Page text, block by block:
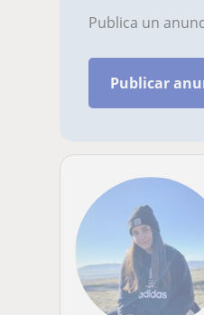
Publica un
Publicar